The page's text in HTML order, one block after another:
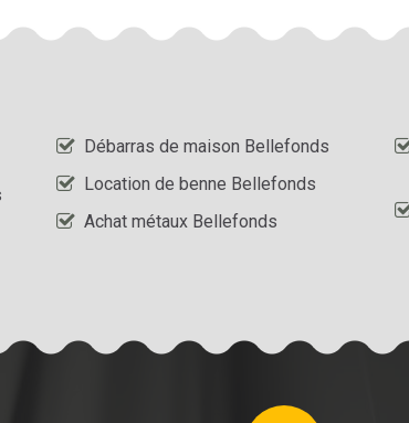
Débarras de maison Bellefonds
Location de benne Bellefonds
Achat métaux Bellefonds